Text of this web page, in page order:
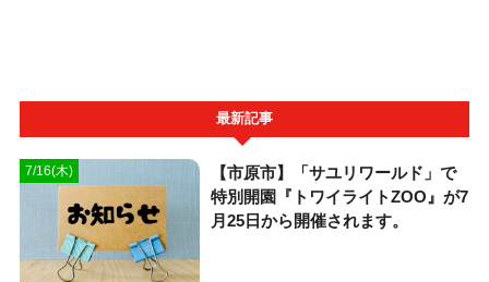
最新記事
7/16(木)
【市原市】「サユリワールド」で
特別開園『トワイライトZOO』が7
月25日から開催されます。